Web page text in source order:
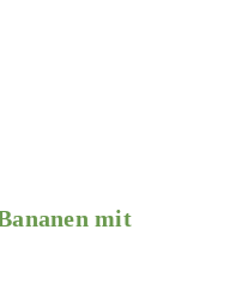
mit